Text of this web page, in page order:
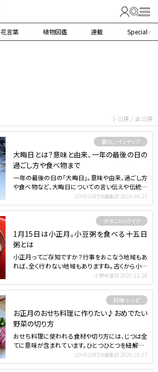
花言葉 植物図鑑 連載 Special
1-10件 / 全10件
暮らし・インテリア
大晦日とは？意味と由来、一年の最後の日の
過ごし方や食べ物まで
一年の最後の日の「大晦日」。意味や由来、過ごし方
や食べ物など、大晦日についての言い伝えや伝統行
LOVEGREEN編集部 2024.06.27
ボタニカルライフ
1月15日は小正月。小豆粥を食べる十五日
粥とは
小正月ってご存知ですか？行事をおこなう地域もあ
れば、全く行わない地域もありますね。古くから小正
小野寺葉月 2020.12.28
料理・レシピ
お正月のおせち料理に作りたい♪おめでたい
野菜の切り方
おせち料理に使われる食材や切り方には、じつは全
てに意味が含まれています。ひとつひとつを紐解くよ
LOVEGREEN編集部 2020.10.27